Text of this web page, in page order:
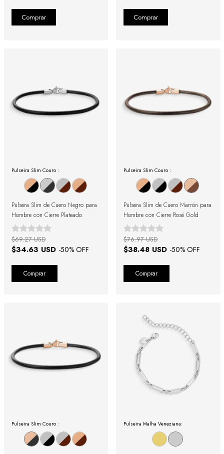
Pulseira Slim Couro :
Pulsera Slim de Cuero Negro para
Hombre con Cierre Plateado
$34.63 USD -50% OFF
$69.27 USD
Comprar
Pulseira Slim Couro :
Pulsera Slim de Cuero Marrón para
Hombre con Cierre Rosé Gold
$38.48 USD -50% OFF
$76.97 USD
Comprar
Pulseira Slim Couro : Pulseira Malha Veneziana: